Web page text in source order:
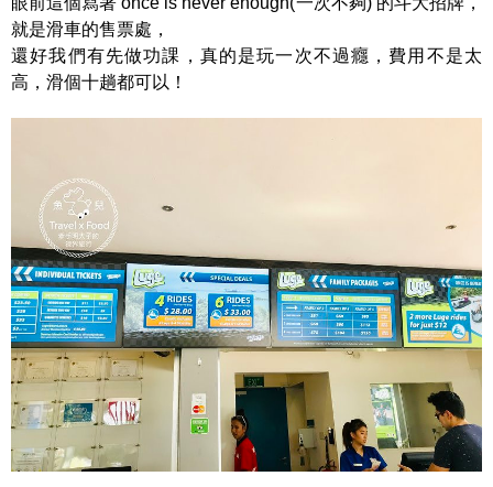
就是滑車的售票處，
還好我們有先做功課，真的是玩一次不過癮，費用不是太
高，滑個十趟都可以！